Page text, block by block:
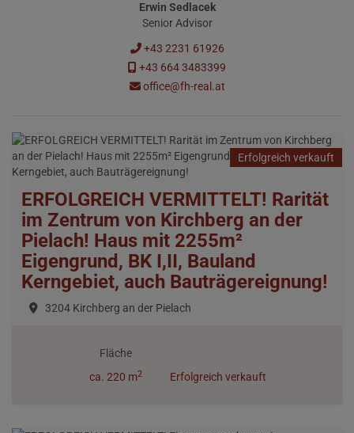
Erwin Sedlacek
Senior Advisor
+43 2231 61926
+43 664 3483399
office@fh-real.at
Erfolgreich verkauft
ERFOLGREICH VERMITTELT! Rarität
im Zentrum von Kirchberg an der
Pielach! Haus mit 2255m²
Eigengrund, BK I,II, Bauland
Kerngebiet, auch Bauträgereignung!
3204 Kirchberg an der Pielach
Fläche
ca. 220 m2 Erfolgreich verkauft